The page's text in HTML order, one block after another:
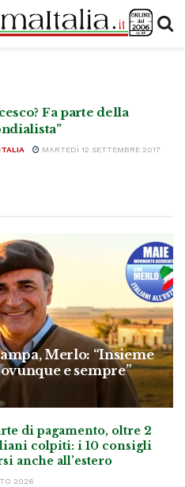
Fa parte della
MARTEDÌ 12 SETTEMBRE 2017
Merlo: “Insieme
e sempre”
di pagamento, oltre 2
colpiti: i 10 consigli
anche all’estero
2026